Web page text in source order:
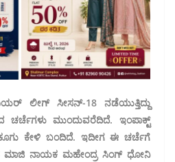
ಲೀಗ್ ಸೀಸನ್-18 ನಡೆಯುತ್ತಿದ್ದು
ಚರ್ಚೆಗಳು ಮುಂದುವರೆದಿದೆ. ಇಂಪಾಕ್ಟ್
ಕೇಳಿ ಬಂದಿದೆ. ಇದೀಗ ಈ ಚರ್ಚೆಗೆ
ಮಾಜಿ ನಾಯಕ ಮಹೇಂದ್ರ ಸಿಂಗ್ ಧೋನಿ